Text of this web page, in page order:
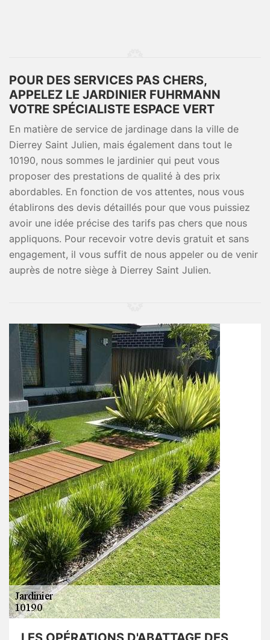
POUR DES SERVICES PAS CHERS,
APPELEZ LE JARDINIER FUHRMANN
VOTRE SPÉCIALISTE ESPACE VERT
En matière de service de jardinage dans la ville de
Dierrey Saint Julien, mais également dans tout le
10190, nous sommes le jardinier qui peut vous
proposer des prestations de qualité à des prix
abordables. En fonction de vos attentes, nous vous
établirons des devis détaillés pour que vous puissiez
avoir une idée précise des tarifs pas chers que nous
appliquons. Pour recevoir votre devis gratuit et sans
engagement, il vous suffit de nous appeler ou de venir
auprès de notre siège à Dierrey Saint Julien.